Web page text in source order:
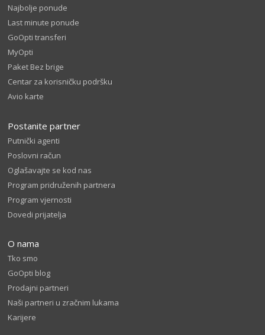
Najbolje ponude
Last minute ponude
GoOpti transferi
MyOpti
Paket Bez brige
Centar za korisničku podršku
Avio karte
Postanite partner
Putnički agenti
Poslovni račun
Oglašavajte se kod nas
Program pridruženih partnera
Program vjernosti
Dovedi prijatelja
O nama
Tko smo
GoOpti blog
Prodajni partneri
Naši partneri u zračnim lukama
Karijere